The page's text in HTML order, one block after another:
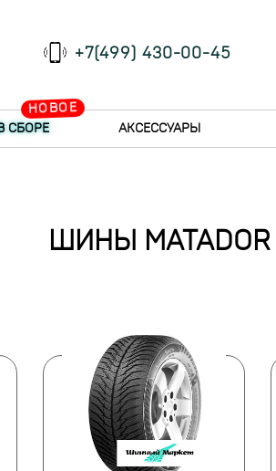
+7(499) 430-00-45
НОВОЕ
СБОРЕ АКСЕССУАРЫ
ШИНЫ MATADOR